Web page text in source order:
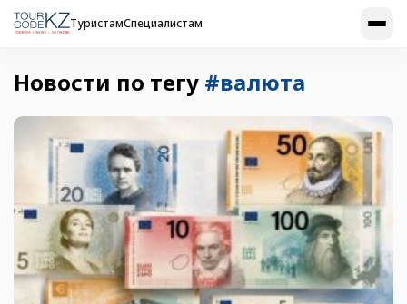
ТуристамСпециалистам
Новости по тегу #валюта